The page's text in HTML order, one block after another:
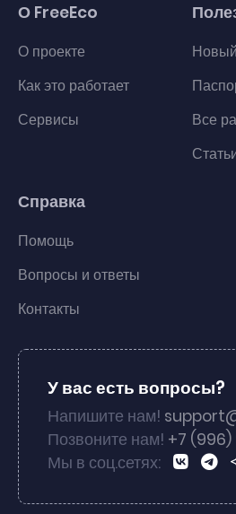
О FreeEco
О проекте
Как это работает
Сервисы
Все
Справка
Помощь
Вопросы и ответы
Контакты
У вас есть вопросы?
Напишите нам!
Позвоните нам! +7 (996)
Мы в соц.сетях: